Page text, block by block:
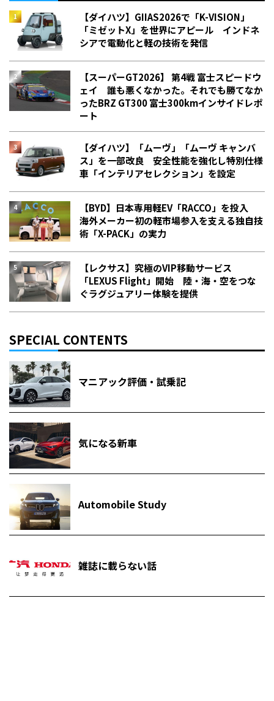
【ダイハツ】GIIAS2026で「K-VISION」
「ミゼットX」を世界にアピール インドネ
シアで電動化と軽の技術を発信
【スーパーGT2026】 第4戦 富士スピードウ
ェイ 誰も悪くなかった。それでも勝てなか
った――BRZ GT300 富士300kmインサイドレポ
ート
【ダイハツ】「ムーヴ」「ムーヴ キャンバ
ス」を一部改良 安全性能を強化し特別仕様
車「インテリアセレクション」を設定
【BYD】日本専用軽EV「RACCO」を投入
海外メーカー初の軽市場参入を支える独自技
術「X-PACK」の実力
【レクサス】究極のVIP移動サービス
「LEXUS Flight」開始 陸・海・空をつな
ぐラグジュアリー体験を提供
SPECIAL CONTENTS
マニアック評価・試乗記
気になる新車
Automobile Study
雑誌に載らない話